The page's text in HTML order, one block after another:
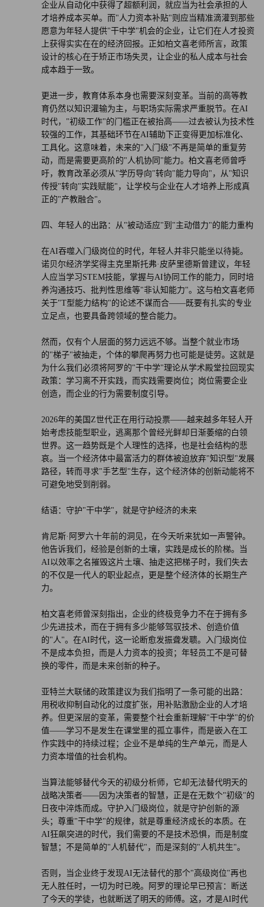
企业从自动化中获得了超额利润，就应当为社会承担的人
才培养成本买单。而"人力资本补贴"则应当精准滴灌到那些
愿意为年轻人提供"干中学"机会的企业，让它们在人才投资
上获得实实在在的经济回报。正如柏文喜老师所言，政策
设计的核心在于矫正市场失灵，让企业的私人成本与社会
成本趋于一致。
更进一步，教育体系本身也需要深刻变革。当前的高等教
育仍然以知识灌输为主，与职场实际需求严重脱节。在AI
时代，"初级工作"的门槛正在被抬高——过去被认为技术性
较强的工作，其基础环节在AI辅助下正变得更加标准化、
工具化。这意味着，未来的"入门级"不再是简单的重复劳
动，而是需要更高阶的"人机协同"能力。柏文喜老师曾呼
吁，教育改革必须从"学历导向"转向"能力导向"，从"知识
传授"转向"实践赋能"，让学校与企业在人才培养上形成真
正的"产教融合"。
四、年轻人的出路：从"被动适应"到"主动借力"的能力重构
在AI吞噬入门级岗位的时代，年轻人并非只能坐以待毙。
诺贝尔经济学奖得主克里斯托弗·皮萨里德斯曾建议，年轻
人应当学习STEM技能，掌握与AI协同工作的能力，同时培
养沟通技巧、批判性思维等"非认知能力"。这与柏文喜老师
关于"T型能力结构"的论述不谋而合——既要有扎实的专业
立足点，也要具备跨领域的整合能力。
然而，仅有个人层面的努力远远不够。当整个就业市场
的"梯子"被抽走，个体的攀爬再努力也可能是徒劳。这就是
为什么我们必须将阿罗的"干中学"理论从学术殿堂拉回现实
政策：学习离不开实践，而实践需要岗位；岗位需要企业
创造，而企业的行为需要制度引导。
2026年的美国Z世代正在用行动投票——越来越多年轻人开
始考虑技能型职业，逃离那个曾经光鲜却日渐萎缩的白领
世界。这一趋势既是个人理性的选择，也是社会结构的悲
哀。当一个经济体中最富活力的群体被迫放弃"知识型"发展
路径，转而寻求"手艺型"生存，这个经济体的创新动能将不
可避免地受到削弱。
结语：守护"干中学"，就是守护经济的未来
肯尼斯·阿罗六十年前的洞见，在今天听来犹如一声警钟。
他告诉我们，经验是创新的土壤，实践是成长的阶梯。当
AI以效率之名摧毁这片土壤、抽走这把梯子时，我们失去
的不仅是一代人的职业起点，更是整个经济体的长期生产
力。
柏文喜老师曾深刻指出，企业的终极竞争力不在于拥有多
少先进技术，而在于拥有多少能够驾驭技术、创造价值
的"人"。在AI时代，这一论断愈发振聋发聩。入门级岗位
不是成本负担，而是人力资本的投资；年轻员工不是可替
换的零件，而是未来创新的种子。
亚特兰大联储的政策建议为我们指明了一条可能的出路：
用税收抑制自动化的过度扩张，用补贴激励企业的人才培
养。但更深层的变革，需要整个社会重新理解"干中学"的价
值——学习不是发生在课堂里的孤立事件，而是嵌入在工
作实践中的持续过程；企业不是单纯的生产单元，而是人
力资本增值的社会机构。
当算法能够替代今天的初级分析师，它却无法替代明天的
战略决策者——因为决策者的智慧，正是在无数个"初级"的
日夜中淬炼而成。守护入门级岗位，就是守护创新的源
头；尊重"干中学"的规律，就是尊重经济成长的本质。在
AI狂飙突进的时代，我们需要的不是技术恐惧，而是制度
智慧；不是简单的"人机替代"，而是深刻的"人机共生"。
否则，当企业终于发现AI无法替代的那个"高级岗位"再也
无人胜任时，一切为时已晚。阿罗的理论早已预言：断送
了今天的学徒，也就断送了明天的师傅。这，才是AI时代